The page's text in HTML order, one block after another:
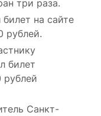
три раза.
на сайте
рублей.
билет
Санкт-